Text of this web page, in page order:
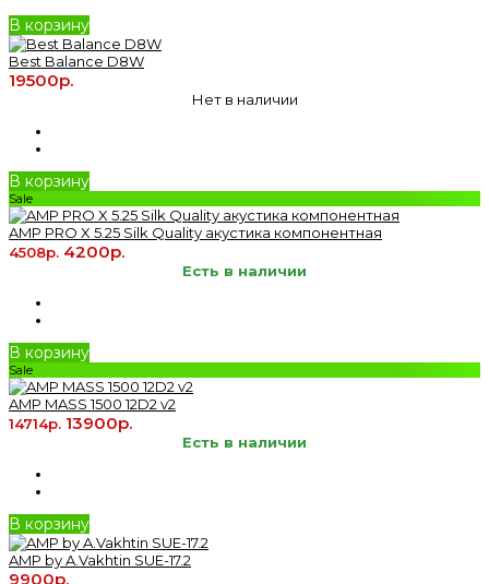
В корзину
Best Balance D8W
19500р.
Нет в наличии
В корзину
Sale
AMP PRO X 5.25 Silk Quality акустика компонентная
4508р. 4200р.
Есть в наличии
В корзину
Sale
AMP MASS 1500 12D2 v2
14714р. 13900р.
Есть в наличии
В корзину
AMP by A.Vakhtin SUE-17.2
9900р.